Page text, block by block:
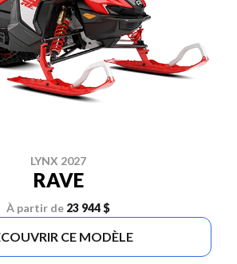
LYNX 2027
RAVE
À partir de 23 944 $
CE MODÈLE